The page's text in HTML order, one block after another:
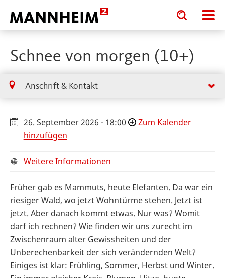
Toggle
search
input
Toggle
search
input
Schnee von morgen (10+)
Anschrift & Kontakt
26. September 2026 - 18:00
Zum Kalender
hinzufügen
Weitere Informationen
Früher gab es Mammuts, heute Elefanten. Da war ein
riesiger Wald, wo jetzt Wohntürme stehen. Jetzt ist
jetzt. Aber danach kommt etwas. Nur was? Womit
darf ich rechnen? Wie finden wir uns zurecht im
Zwischenraum alter Gewissheiten und der
Unberechenbarkeit der sich verändernden Welt?
Einiges ist klar: Frühling, Sommer, Herbst und Winter.